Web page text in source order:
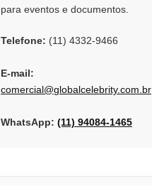
para eventos e documentos.
Telefone: (11) 4332-9466
E-mail:
comercial@globalcelebrity.com.br
WhatsApp: (11) 94084-1465